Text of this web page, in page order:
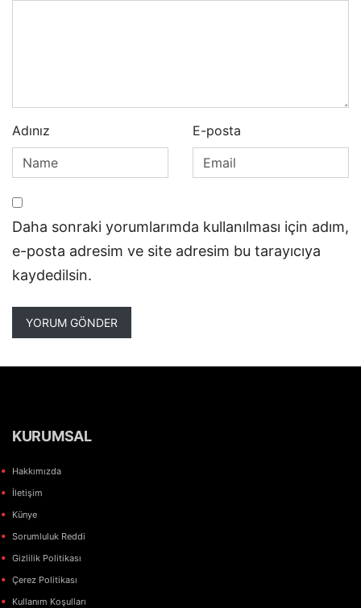
Adınız E-posta
Daha sonraki yorumlarımda kullanılması için adım,
e-posta adresim ve site adresim bu tarayıcıya
kaydedilsin.
KURUMSAL
Hakkımızda
İletişim
Künye
Sorumluluk Reddi
Gizlilik Politikası
Çerez Politikası
Kullanım Koşulları